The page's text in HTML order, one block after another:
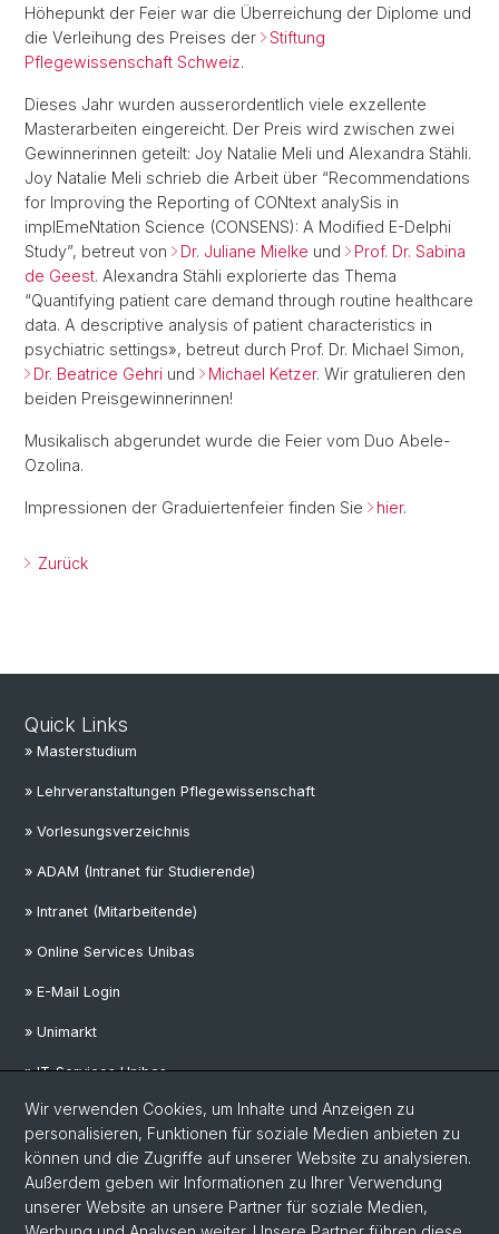
Höhepunkt der Feier war die Überreichung der Diplome und
die Verleihung des Preises der
Stiftung
Pflegewissenschaft Schweiz.
Dieses Jahr wurden ausserordentlich viele exzellente
Masterarbeiten eingereicht. Der Preis wird zwischen zwei
Gewinnerinnen geteilt: Joy Natalie Meli und Alexandra Stähli.
Joy Natalie Meli schrieb die Arbeit über “Recommendations
for Improving the Reporting of CONtext analySis in
implEmeNtation Science (CONSENS): A Modified E-Delphi
Study”, betreut von
Dr. Juliane Mielke und
Prof. Dr. Sabina
de Geest. Alexandra Stähli explorierte das Thema
“Quantifying patient care demand through routine healthcare
data. A descriptive analysis of patient characteristics in
psychiatric settings», betreut durch Prof. Dr. Michael Simon,
Dr. Beatrice Gehri und Michael Ketzer. Wir gratulieren den
beiden Preisgewinnerinnen!
Musikalisch abgerundet wurde die Feier vom Duo Abele-
Ozolina.
Impressionen der Graduiertenfeier finden Sie hier.
Zurück
Quick Links
» Masterstudium
» Lehrveranstaltungen Pflegewissenschaft
» Vorlesungsverzeichnis
» ADAM (Intranet für Studierende)
» Intranet (Mitarbeitende)
» Online Services Unibas
» E-Mail Login
» Unimarkt
» IT-Services Unibas
Social Media
LinkedIn
Wir verwenden Cookies, um Inhalte und Anzeigen zu
personalisieren, Funktionen für soziale Medien anbieten zu
können und die Zugriffe auf unserer Website zu analysieren.
Außerdem geben wir Informationen zu Ihrer Verwendung
unserer Website an unsere Partner für soziale Medien,